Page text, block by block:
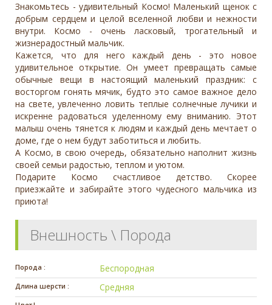
Знакомьтесь - удивительный Космо! Маленький щенок с
добрым сердцем и целой вселенной любви и нежности
внутри. Космо - очень ласковый, трогательный и
жизнерадостный мальчик.
Кажется, что для него каждый день - это новое
удивительное открытие. Он умеет превращать самые
обычные вещи в настоящий маленький праздник: с
восторгом гонять мячик, будто это самое важное дело
на свете, увлеченно ловить теплые солнечные лучики и
искренне радоваться уделенному ему вниманию. Этот
малыш очень тянется к людям и каждый день мечтает о
доме, где о нем будут заботиться и любить.
А Космо, в свою очередь, обязательно наполнит жизнь
своей семьи радостью, теплом и уютом.
Подарите Космо счастливое детство. Скорее
приезжайте и забирайте этого чудесного мальчика из
приюта!
Внешность \ Порода
Порода : Беспородная
Длина шерсти : Средняя